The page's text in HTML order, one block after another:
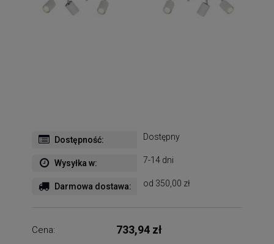
Dostępność: Dostępny
Wysyłka w: 7-14 dni
Darmowa dostawa: od 350,00 zł
Cena: 733,94 zł